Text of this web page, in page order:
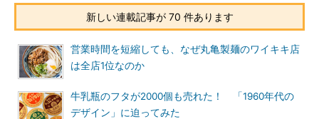
新しい連載記事が 70 件あります
営業時間を短縮しても、なぜ丸亀製麺のワイキキ店
は全店1位なのか
牛乳瓶のフタが2000個も売れた！ 「1960年代の
デザイン」に迫ってみた